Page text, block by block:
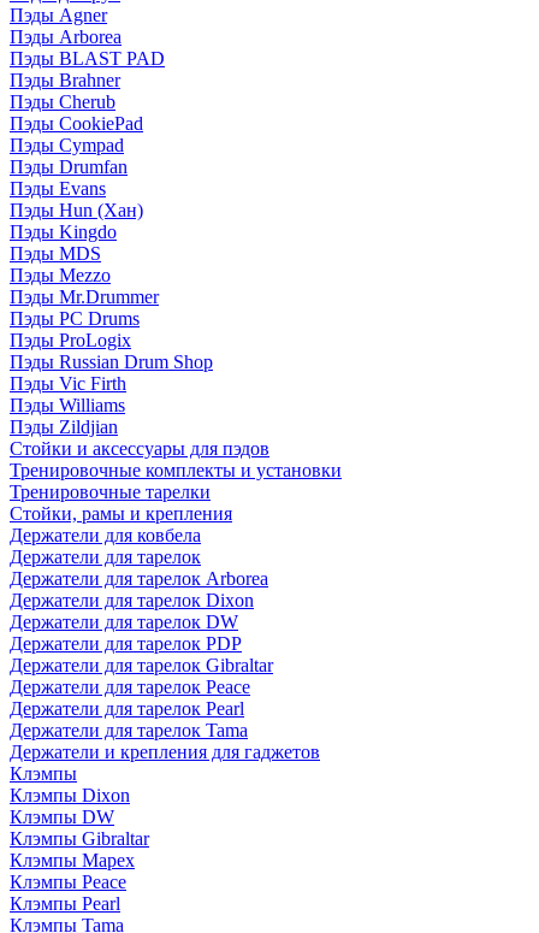
Пэды Agner
Пэды Arborea
Пэды BLAST PAD
Пэды Brahner
Пэды Cherub
Пэды CookiePad
Пэды Cympad
Пэды Drumfan
Пэды Evans
Пэды Hun (Хан)
Пэды Kingdo
Пэды MDS
Пэды Mezzo
Пэды Mr.Drummer
Пэды PC Drums
Пэды ProLogix
Пэды Russian Drum Shop
Пэды Vic Firth
Пэды Williams
Пэды Zildjian
Стойки и аксессуары для пэдов
Тренировочные комплекты и установки
Тренировочные тарелки
Стойки, рамы и крепления
Держатели для ковбела
Держатели для тарелок
Держатели для тарелок Arborea
Держатели для тарелок Dixon
Держатели для тарелок DW
Держатели для тарелок PDP
Держатели для тарелок Gibraltar
Держатели для тарелок Peace
Держатели для тарелок Pearl
Держатели для тарелок Tama
Держатели и крепления для гаджетов
Клэмпы
Клэмпы Dixon
Клэмпы DW
Клэмпы Gibraltar
Клэмпы Mapex
Клэмпы Peace
Клэмпы Pearl
Клэмпы Tama